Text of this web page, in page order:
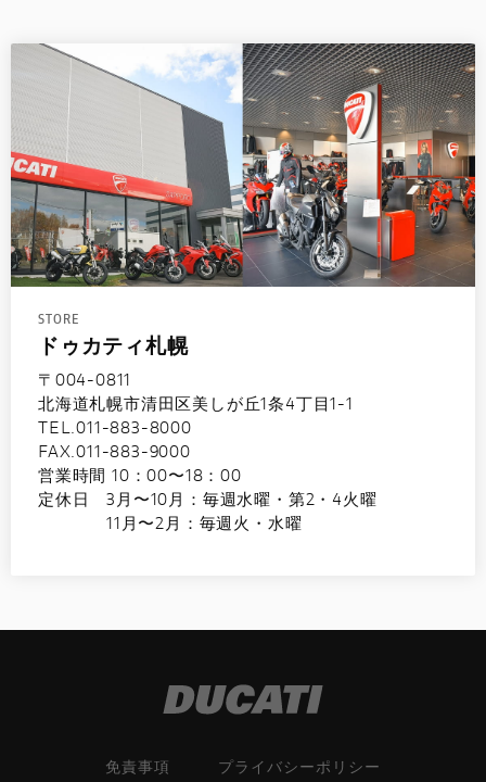
STORE
ドゥカティ札幌
〒004-0811
北海道札幌市清田区美しが丘1条4丁目1-1
TEL.011-883-8000
FAX.011-883-9000
営業時間 10：00〜18：00
定休日 3月〜10月：毎週水曜・第2・4火曜
11月〜2月：毎週火・水曜
免責事項 プライバシーポリシー